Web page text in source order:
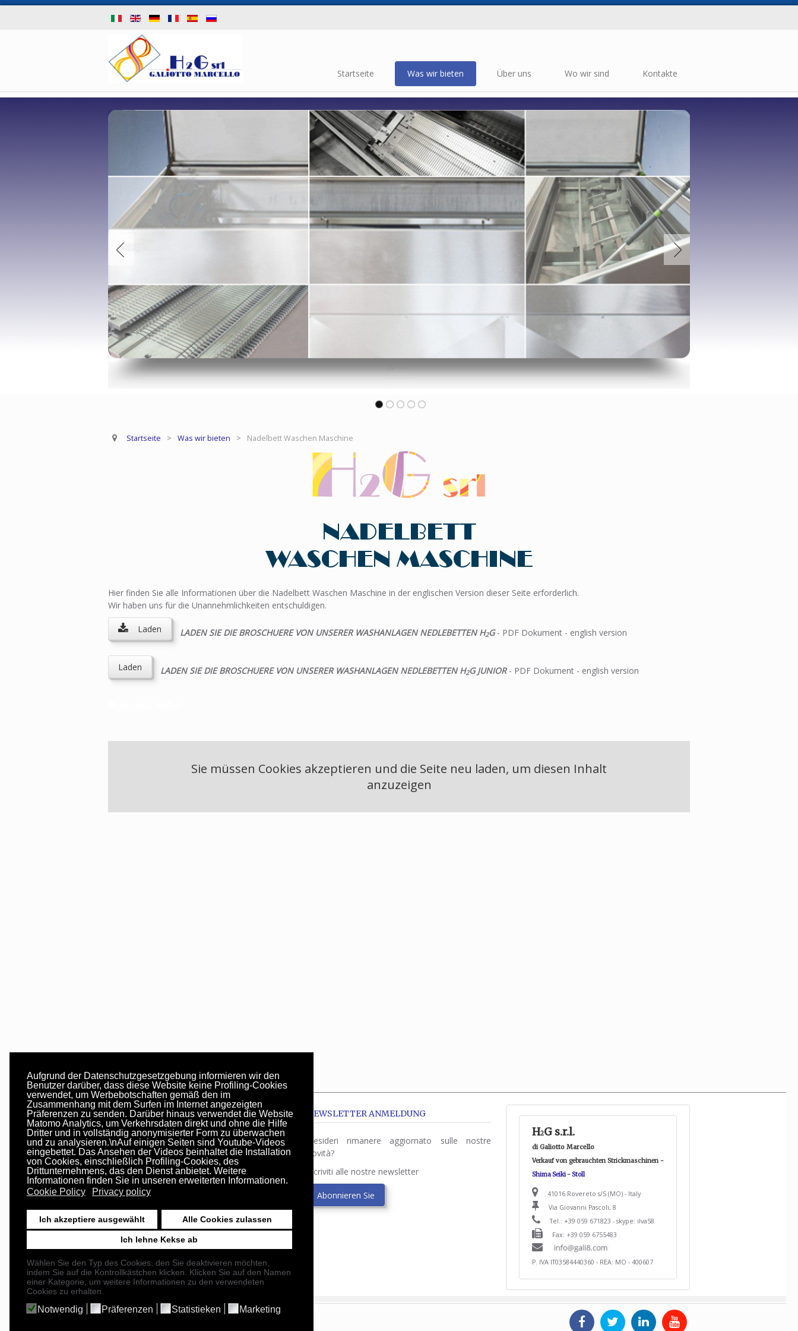
Aufgrund der Datenschutzgesetzgebung informieren wir den
Benutzer darüber, dass diese Website keine Profiling-Cookies
verwendet, um Werbebotschaften gemäß den im
Zusammenhang mit dem Surfen im Internet angezeigten
Präferenzen zu senden. Darüber hinaus verwendet die Website
Matomo Analytics, um Verkehrsdaten direkt und ohne die Hilfe
Dritter und in vollständig anonymisierter Form zu überwachen
und zu analysieren.\nAuf einigen Seiten sind Youtube-Videos
eingebettet. Das Ansehen der Videos beinhaltet die Installation
von Cookies, einschließlich Profiling-Cookies, des
Drittunternehmens, das den Dienst anbietet. Weitere
Informationen finden Sie in unseren erweiterten Informationen.
Cookie Policy
Privacy policy
Ich akzeptiere ausgewählt Alle Cookies zulassen
Ich lehne Kekse ab
Wählen Sie den Typ des Cookies, den Sie deaktivieren möchten,
indem Sie auf die Kontrollkästchen klicken. Klicken Sie auf den Namen
einer Kategorie, um weitere Informationen zu den verwendeten
Cookies zu erhalten.
Notwendig Präferenzen Statistieken Marketing
Startseite Was wir bieten Über uns Wo wir sind Kontakte
Startseite > Was wir bieten > Nadelbett Waschen Maschine
Hier finden Sie alle Informationen über die Nadelbett Waschen Maschine in der englischen Version dieser Seite erforderlich.
Wir haben uns für die Unannehmlichkeiten entschuldigen.
Laden LADEN SIE DIE BROSCHUERE VON UNSERER WASHANLAGEN NEDLEBETTEN H2G- PDF Dokument - english version
Laden LADEN SIE DIE BROSCHUERE VON UNSERER WASHANLAGEN NEDLEBETTEN H2G JUNIOR- PDF Dokument - english version
Sie müssen Cookies akzeptieren und die Seite neu laden, um diesen Inhalt
anzuzeigen
ANDERE
Nachrichten
Newsletter
Datenschutz
Cookie politik
Zustimmung zu personenbezogenen
Daten
NEWSLETTER ANMELDUNG
Desideri rimanere aggiornato sulle nostre
novità?
Iscriviti alle nostre newsletter
Abonnieren Sie
H2G s.r.l.
di Galiotto Marcello
Verkauf von gebrauchten Strickmaschinen -
Shima Seiki-Stoll
41016 Rovereto s/S (MO) - Italy
Via Giovanni Pascoli, 8
Tel.: +39 059 671823 - skype: ilva58
Fax: +39 059 6755483
P. IVA IT03584440360 - REA: MO - 400607